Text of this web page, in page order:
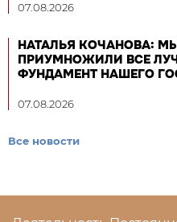
07.08.2026
НАТАЛЬЯ КОЧАНОВА:
ПРИУМНОЖИЛИ ВСЕ
ФУНДАМЕНТ НАШЕГО
07.08.2026
Все новости